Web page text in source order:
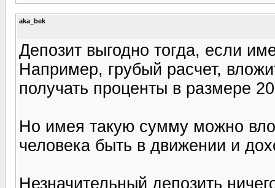
aka_bek
Депозит выгодно тогда, если
Например, грубый расчет,
получать проценты в размере
Но имея такую сумму можно
человека быть в движении и
Незначительный депозить